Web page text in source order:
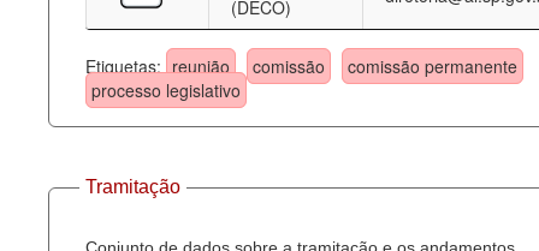
(DECO)
Etiquetas: reunião comissão
comissão permanente
processo legislativo
Tramitação